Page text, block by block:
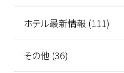
ホテル最新情報 (111)
その他 (36)